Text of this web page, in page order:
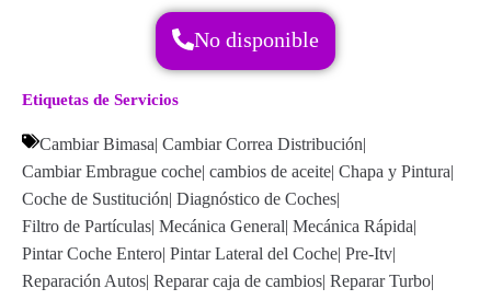
No disponible
Etiquetas de Servicios
Cambiar Bimasa| Cambiar Correa Distribución|
Cambiar Embrague coche| cambios de aceite| Chapa y Pintura|
Coche de Sustitución| Diagnóstico de Coches|
Filtro de Partículas| Mecánica General| Mecánica Rápida|
Pintar Coche Entero| Pintar Lateral del Coche| Pre-Itv|
Reparación Autos| Reparar caja de cambios| Reparar Turbo|